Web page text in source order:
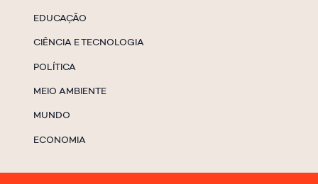
EDUCAÇÃO
CIÊNCIA E TECNOLOGIA
POLÍTICA
MEIO AMBIENTE
MUNDO
ECONOMIA